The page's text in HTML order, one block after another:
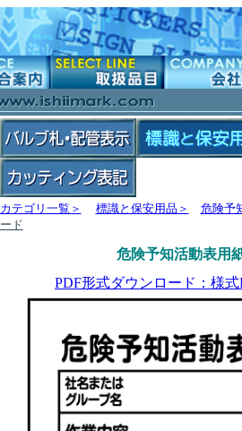
カテゴリ一覧＞ 標識と保安用品＞
危険予
ード
危険予知活動表
PDF形式ダウンロード：様